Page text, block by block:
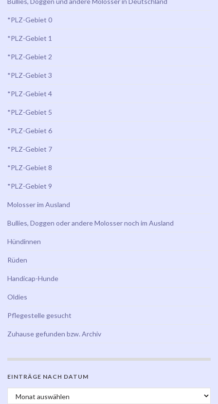
*PLZ-Gebiet 0
*PLZ-Gebiet 1
*PLZ-Gebiet 2
*PLZ-Gebiet 3
*PLZ-Gebiet 4
*PLZ-Gebiet 5
*PLZ-Gebiet 6
*PLZ-Gebiet 7
*PLZ-Gebiet 8
*PLZ-Gebiet 9
Molosser im Ausland
Bullies, Doggen oder andere Molosser noch im Ausland
Hündinnen
Rüden
Handicap-Hunde
Oldies
Pflegestelle gesucht
Zuhause gefunden bzw. Archiv
EINTRÄGE NACH DATUM
Einträge nach Datum